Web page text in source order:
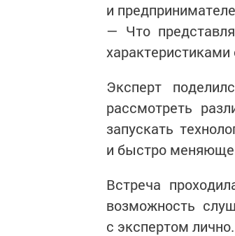
и
— Что
Эксперт
рассмотреть
запускать
и быстро
Встреча
возможность
с экспертом лично.